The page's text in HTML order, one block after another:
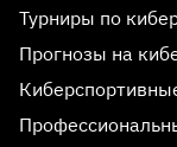
Турниры по
Прогнозы на